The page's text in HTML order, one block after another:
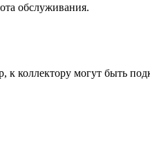
обслуживания.
коллектору могут быть